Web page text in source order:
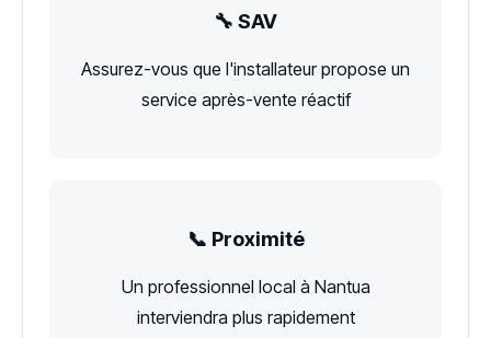
🔧 SAV
Assurez-vous que l'installateur propose un
service après-vente réactif
📞 Proximité
Un professionnel local à Nantua
interviendra plus rapidement